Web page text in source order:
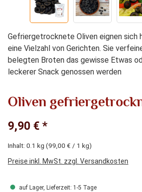
Gefriergetrocknete Oliven eignen sich
eine Vielzahl von Gerichten. Sie
belegten Broten das gewisse Etwas
leckerer Snack genossen werden
Oliven
9,90 € *
Inhalt: 0.1 kg (99,00 € / 1 kg)
Preise inkl. MwSt. zzgl. Versandkosten
auf Lager, Lieferzeit: 1-5 Tage